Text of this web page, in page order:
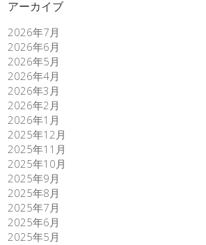
アーカイブ
2026年7月
2026年6月
2026年5月
2026年4月
2026年3月
2026年2月
2026年1月
2025年12月
2025年11月
2025年10月
2025年9月
2025年8月
2025年7月
2025年6月
2025年5月